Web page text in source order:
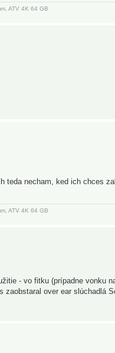
ATV 4K 64 GB
teda necham, ked ich chces
ATV 4K 64 GB
- vo fitku (prípadne vonku
over ear slúchadlá